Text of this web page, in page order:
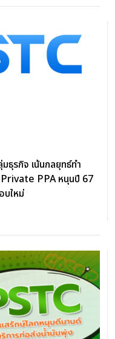
ธุรกิจ เน้นกลยุทธ์ทำ
PPA หนุนปี 67
บใหม่